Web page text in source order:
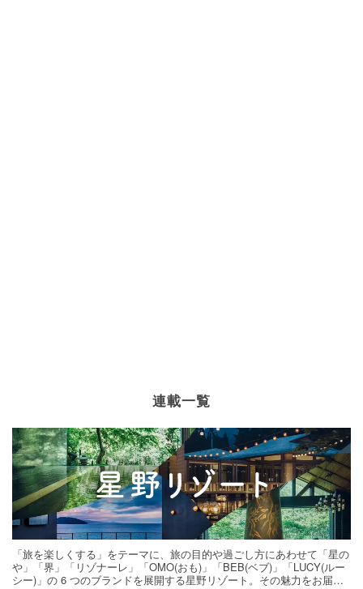
連載一覧
「旅を楽しくする」をテーマに、旅の目的や過ごし方にあわせて「星の
や」「界」「リゾナーレ」「OMO(おも)」「BEB(ベブ)」「LUCY(ルー
シー)」の 6 つのブランドを展開する星野リゾート。その魅力をお届け